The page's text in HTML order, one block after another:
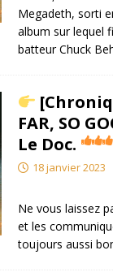
Megadeth, sorti
album sur lequel
batteur Chuck
FAR, SO
Le Doc.
18 janvier 2023
Ne vous laissez
et les
toujours aussi